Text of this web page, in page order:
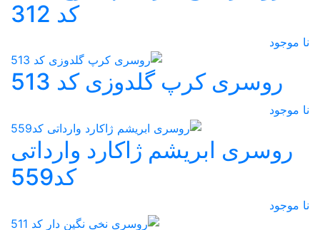
کد 312
نا موجود
روسری کرپ گلدوزی کد 513
نا موجود
روسری ابریشم ژاکارد وارداتی
کد559
نا موجود